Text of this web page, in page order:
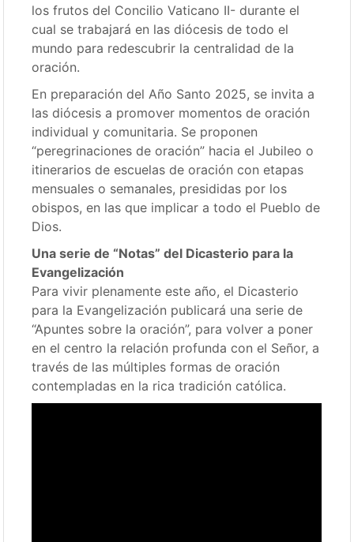
los frutos del Concilio Vaticano II- durante el
cual se trabajará en las diócesis de todo el
mundo para redescubrir la centralidad de la
oración.
En preparación del Año Santo 2025, se invita a
las diócesis a promover momentos de oración
individual y comunitaria. Se proponen
“peregrinaciones de oración” hacia el Jubileo o
itinerarios de escuelas de oración con etapas
mensuales o semanales, presididas por los
obispos, en las que implicar a todo el Pueblo de
Dios.
Una serie de “Notas” del Dicasterio para la
Evangelización
Para vivir plenamente este año, el Dicasterio
para la Evangelización publicará una serie de
“Apuntes sobre la oración”, para volver a poner
en el centro la relación profunda con el Señor, a
través de las múltiples formas de oración
contempladas en la rica tradición católica.